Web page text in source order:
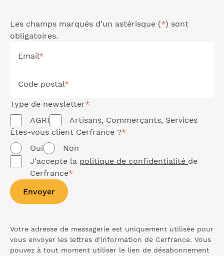
Les champs marqués d'un astérisque (*) sont
obligatoires.
Email*
Code postal*
Type de newsletter*
AGRI
Artisans, Commerçants, Services
Êtes-vous client Cerfrance ?*
Oui
Non
J'accepte la politique de confidentialité de
Cerfrance*
Envoyer
Votre adresse de messagerie est uniquement utilisée pour
vous envoyer les lettres d'information de Cerfrance. Vous
pouvez à tout moment utiliser le lien de désabonnement